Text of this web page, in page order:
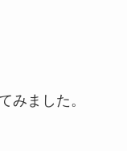
みました。